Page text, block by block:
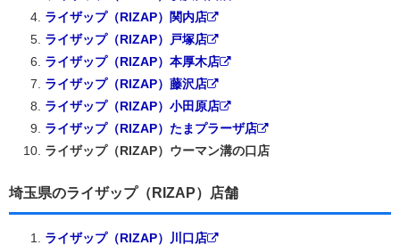
ライザップ（RIZAP）関内店
ライザップ（RIZAP）戸塚店
ライザップ（RIZAP）本厚木店
ライザップ（RIZAP）藤沢店
ライザップ（RIZAP）小田原店
ライザップ（RIZAP）たまプラーザ店
ライザップ（RIZAP）ウーマン溝の口店
埼玉県のライザップ（RIZAP）店舗
ライザップ（RIZAP）川口店